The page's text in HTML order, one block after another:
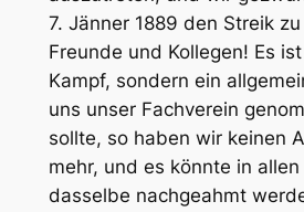
7. Jänner 1889 den Streikzu
Freunde und Kollegen! Es
Kampf, sondern ein
uns unser Fachverein
sollte, so haben wir keinen
mehr, und es könnte in
dasselbe nachgeahmt